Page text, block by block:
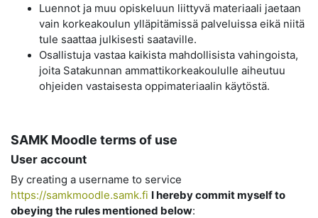
Luennot ja muu opiskeluun liittyvä materiaali jaetaan
vain korkeakoulun ylläpitämissä palveluissa eikä niitä
tule saattaa julkisesti saataville.
Osallistuja vastaa kaikista mahdollisista vahingoista,
joita Satakunnan ammattikorkeakoululle aiheutuu
ohjeiden vastaisesta oppimateriaalin käytöstä.
SAMK Moodle terms of use
User account
By creating a username to service
https://samkmoodle.samk.fi I hereby commit myself to
obeying the rules mentioned below: